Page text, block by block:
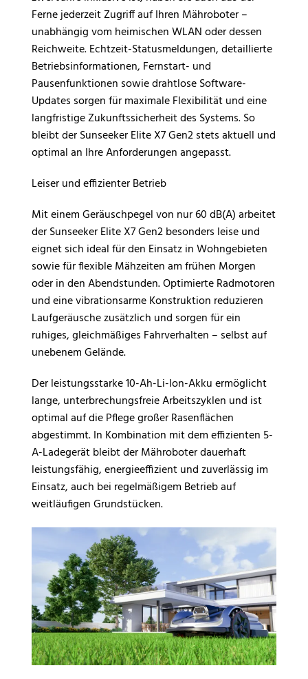
Ferne jederzeit Zugriff auf Ihren Mähroboter –
unabhängig vom heimischen WLAN oder dessen
Reichweite. Echtzeit-Statusmeldungen, detaillierte
Betriebsinformationen, Fernstart- und
Pausenfunktionen sowie drahtlose Software-
Updates sorgen für maximale Flexibilität und eine
langfristige Zukunftssicherheit des Systems. So
bleibt der Sunseeker Elite X7 Gen2 stets aktuell und
optimal an Ihre Anforderungen angepasst.
Leiser und effizienter Betrieb
Mit einem Geräuschpegel von nur 60 dB(A) arbeitet
der Sunseeker Elite X7 Gen2 besonders leise und
eignet sich ideal für den Einsatz in Wohngebieten
sowie für flexible Mähzeiten am frühen Morgen
oder in den Abendstunden. Optimierte Radmotoren
und eine vibrationsarme Konstruktion reduzieren
Laufgeräusche zusätzlich und sorgen für ein
ruhiges, gleichmäßiges Fahrverhalten – selbst auf
unebenem Gelände.
Der leistungsstarke 10-Ah-Li-Ion-Akku ermöglicht
lange, unterbrechungsfreie Arbeitszyklen und ist
optimal auf die Pflege großer Rasenflächen
abgestimmt. In Kombination mit dem effizienten 5-
A-Ladegerät bleibt der Mähroboter dauerhaft
leistungsfähig, energieeffizient und zuverlässig im
Einsatz, auch bei regelmäßigem Betrieb auf
weitläufigen Grundstücken.